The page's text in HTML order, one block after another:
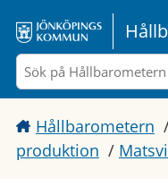
Gå direkt till sidans
Hållbarometern
produktion /